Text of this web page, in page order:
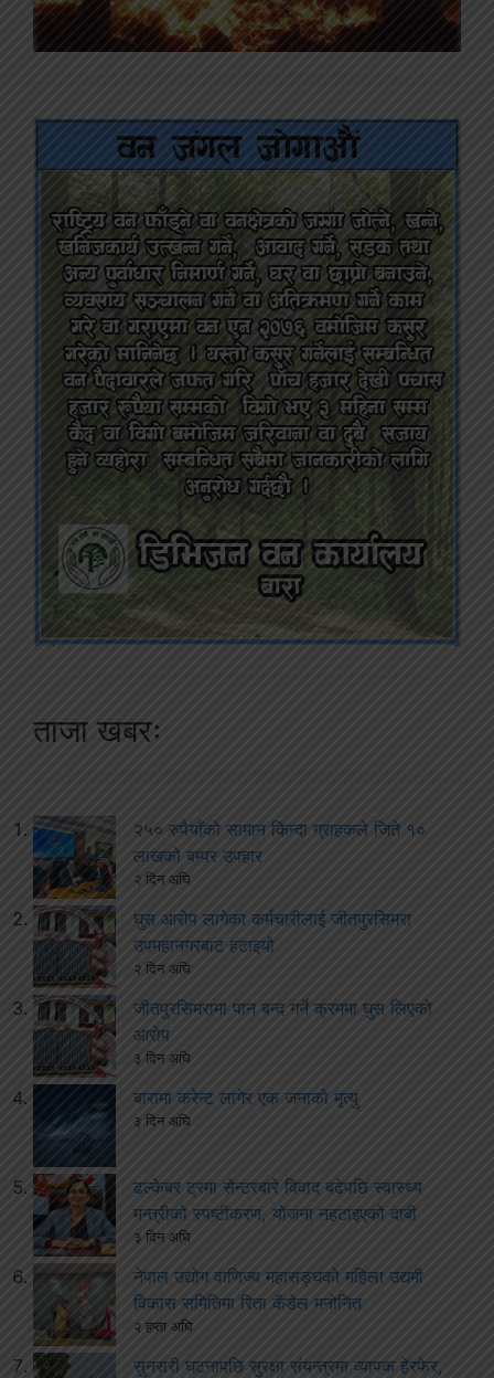
ताजा खबरः
२५० रुपैयाँको सामान किन्दा ग्राहकले जिते १०
लाखको बम्पर उपहार
२ दिन अघि
घुस आरोप लागेका कर्मचारीलाई जीतपुरसिमरा
उपमहानगरबाट हटाइयो
२ दिन अघि
जीतपुरसिमरामा पान बन्द गर्ने क्रममा घुस लिएको
आरोप
३ दिन अघि
बारामा करेन्ट लागेर एक जनाको मृत्यु
३ दिन अघि
ढल्केबर ट्रमा सेन्टरबारे विवाद बढेपछि स्वास्थ्य
मन्त्रीको स्पष्टीकरण, योजना नहटाइएको दाबी
३ दिन अघि
नेपाल उद्योग वाणिज्य महासङ्घको महिला उद्यमी
विकास समितिमा रिता कँडेल मनोनित
२ हप्ता अघि
सुनसरी घटनापछि सुरक्षा संयन्त्रमा व्यापक हेरफेर,